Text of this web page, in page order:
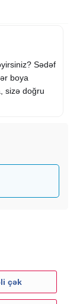
Sədəf
boya
sizə doğru
çək